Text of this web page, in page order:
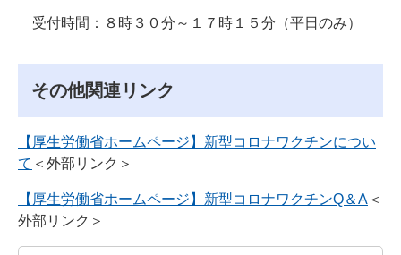
受付時間：８時３０分～１７時１５分（平日のみ）
その他関連リンク
【厚生労働省ホームページ】新型コロナワクチンについ
て ＜外部リンク＞
【厚生労働省ホームページ】新型コロナワクチンQ＆A ＜
外部リンク＞